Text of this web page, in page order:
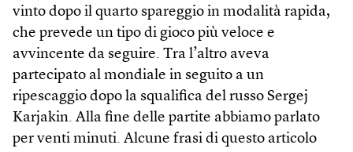
vinto dopo il quarto spareggio in modalità rapida,
che prevede un tipo di gioco più veloce e
avvincente da seguire. Tra l’altro aveva
partecipato al mondiale in seguito a un
ripescaggio dopo la squalifica del russo Sergej
Karjakin. Alla fine delle partite abbiamo parlato
per venti minuti. Alcune frasi di questo articolo